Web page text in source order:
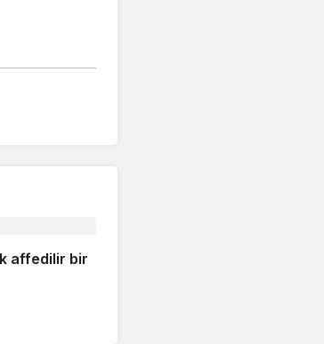
affedilir bir